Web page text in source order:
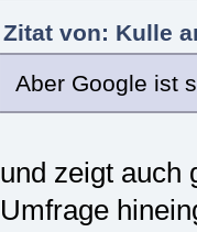
Zitat von: Kulle
Aber Google ist
und zeigt auch
Umfrage